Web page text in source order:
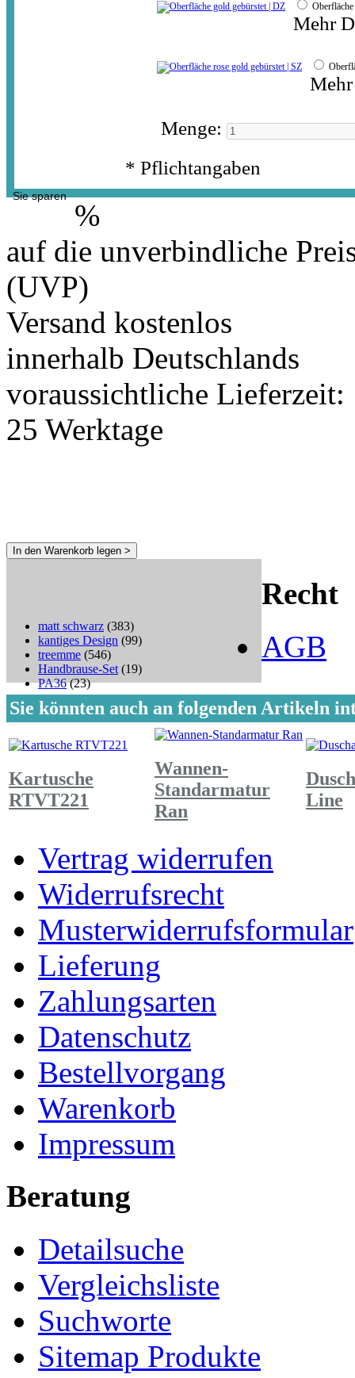
Mehr
Menge:
* Pflichtangaben
Sie sparen
%
auf die unverbindliche
(UVP)
Versand kostenlos
innerhalb Deutschlands
voraussichtliche Lieferzeit:
25 Werktage
In den Warenkorb legen >
matt schwarz (383)
kantiges Design (99)
treemme (546)
Handbrause-Set (19)
PA36(23)
Sie könnten auch an folgenden Artikeln
Kartusche
RTVT221
Wannen-
Standarmatur
Ran
Line
Recht
AGB
Vertrag widerrufen
Widerrufsrecht
Musterwiderrufsformular
Lieferung
Zahlungsarten
Datenschutz
Bestellvorgang
Warenkorb
Impressum
Beratung
Detailsuche
Vergleichsliste
Suchworte
Sitemap Produkte